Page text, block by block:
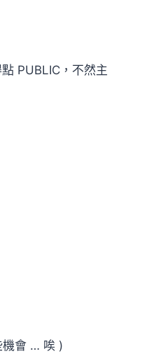
PUBLIC，不然主
機會 … 唉 )